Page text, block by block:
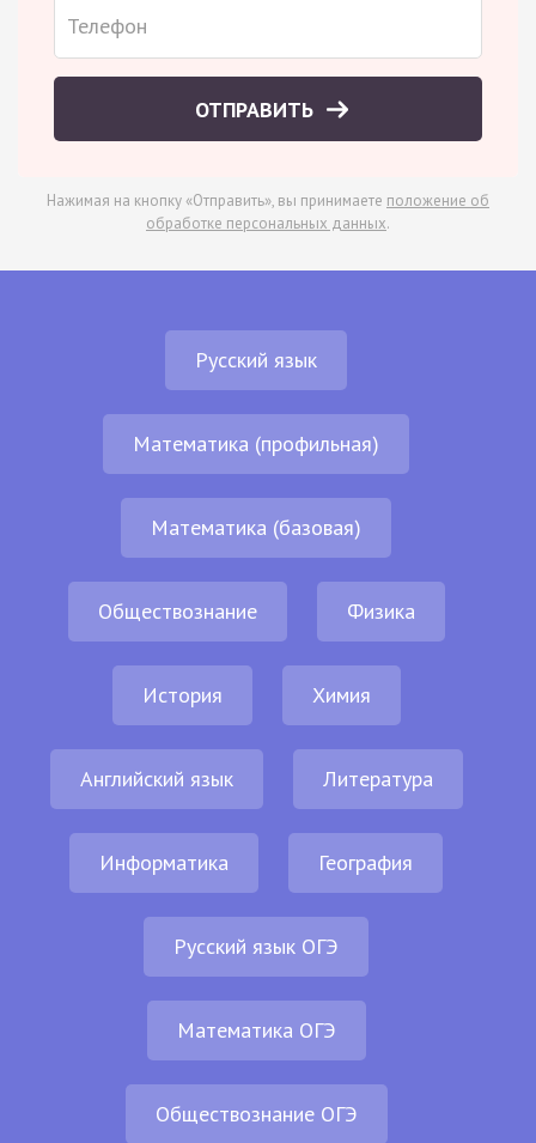
ОТПРАВИТЬ
Нажимая на кнопку «Отправить», вы принимаете положение об
обработке персональных данных.
Русский язык
Математика (профильная)
Математика (базовая)
Обществознание Физика
История Химия
Английский язык Литература
Информатика География
Русский язык ОГЭ
Математика ОГЭ
Обществознание ОГЭ